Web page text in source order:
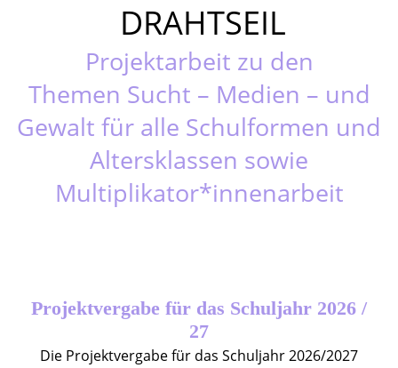
DRAHTSEIL
Projektarbeit zu den
Themen Sucht – Medien – und
Gewalt für alle Schulformen und
Altersklassen sowie
Multiplikator*innenarbeit
Projektvergabe für das Schuljahr 2026 /
27
Die Projektvergabe für das Schuljahr 2026/2027